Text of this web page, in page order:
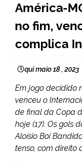
América-
no fim,
complica
qui maio 18 , 2023
Em jogo decidido
venceu o
de final da Copa
hoje (17). Os gols
Aloísio Boi
tenso, com direito